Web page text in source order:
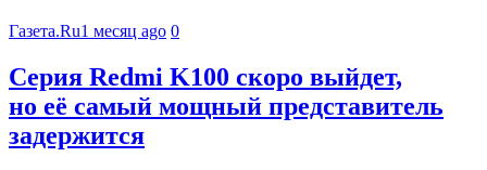
Газета.Ru1 месяц ago 0
Серия Redmi K100 скоро выйдет,
но её самый мощный представитель
задержится